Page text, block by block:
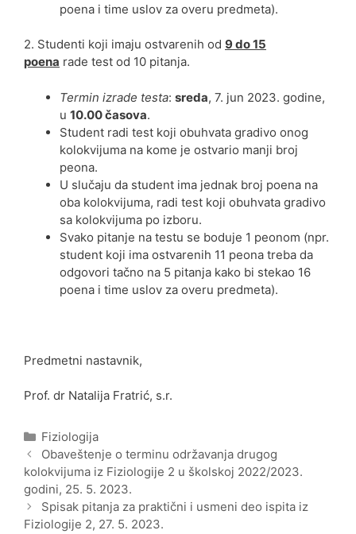
poena i time uslov za overu predmeta).
2. Studenti koji imaju ostvarenih od 9 do 15
poena rade test od 10 pitanja.
Termin izrade testa: sreda, 7. jun 2023. godine,
u 10.00 časova.
Student radi test koji obuhvata gradivo onog
kolokvijuma na kome je ostvario manji broj
peona.
U slučaju da student ima jednak broj poena na
oba kolokvijuma, radi test koji obuhvata gradivo
sa kolokvijuma po izboru.
Svako pitanje na testu se boduje 1 peonom (npr.
student koji ima ostvarenih 11 peona treba da
odgovori tačno na 5 pitanja kako bi stekao 16
poena i time uslov za overu predmeta).
Predmetni nastavnik,
Prof. dr Natalija Fratrić, s.r.
Categories
Fiziologija
Post
navigation
Obaveštenje o terminu održavanja drugog
kolokvijuma iz Fiziologije 2 u školskoj 2022/2023.
godini, 25. 5. 2023.
Spisak pitanja za praktični i usmeni deo ispita iz
Fiziologije 2, 27. 5. 2023.